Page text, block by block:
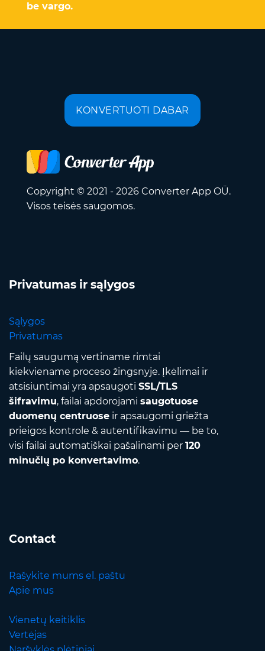
be vargo.
KONVERTUOTI DABAR
Copyright © 2021 - 2026 Converter App OÜ.
Visos teisės saugomos.
Privatumas ir sąlygos
Sąlygos
Privatumas
Failų saugumą vertiname rimtai
kiekviename proceso žingsnyje. Įkėlimai ir
atsisiuntimai yra apsaugoti SSL/TLS
šifravimu, failai apdorojami saugotuose
duomenų centruose ir apsaugomi griežta
prieigos kontrole & autentifikavimu — be to,
visi failai automatiškai pašalinami per 120
minučių po konvertavimo.
Contact
Rašykite mums el. paštu
Apie mus
Vienetų keitiklis
Vertėjas